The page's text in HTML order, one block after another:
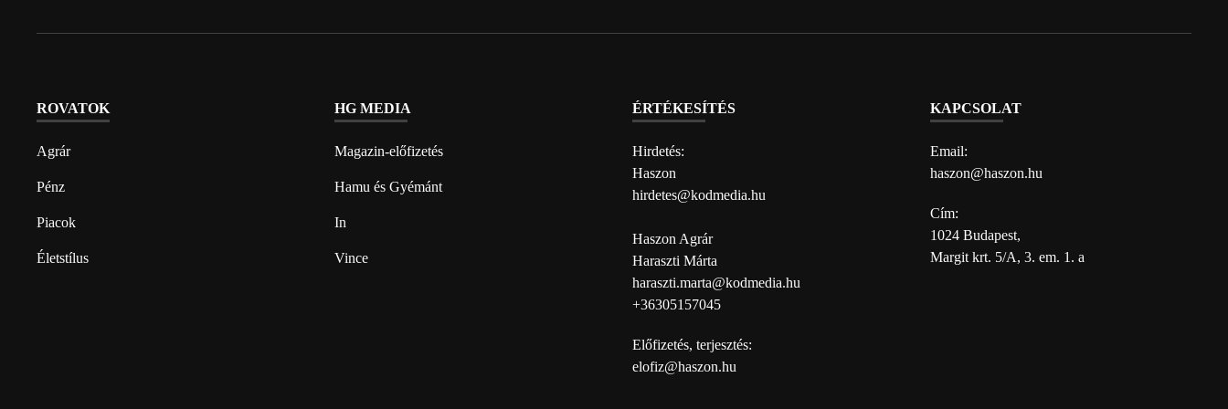
ROVATOK
Agrár
Pénz
Piacok
Életstílus
HG MEDIA
Magazin-előfizetés
Hamu és Gyémánt
In
Vince
ÉRTÉKESÍTÉS
Hirdetés:
Haszon
hirdetes@kodmedia.hu
Haszon Agrár
Haraszti Márta
haraszti.marta@kodmedia.hu
+36305157045
Előfizetés, terjesztés:
elofiz@haszon.hu
KAPCSOLAT
Email:
haszon@haszon.hu
Cím:
1024 Budapest,
Margit krt. 5/A, 3. em. 1. a